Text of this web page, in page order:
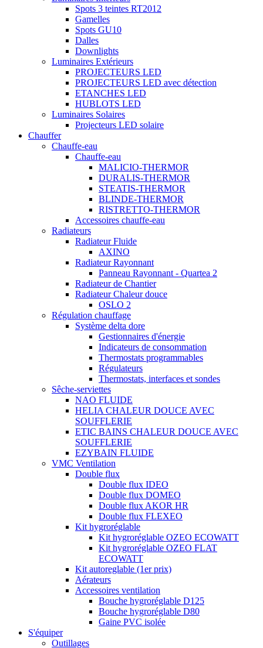
Spots 3 teintes RT2012
Gamelles
Spots GU10
Dalles
Downlights
Luminaires Extérieurs
PROJECTEURS LED
PROJECTEURS LED avec détection
ETANCHES LED
HUBLOTS LED
Luminaires Solaires
Projecteurs LED solaire
Chauffer
Chauffe-eau
Chauffe-eau
MALICIO-THERMOR
DURALIS-THERMOR
STEATIS-THERMOR
BLINDE-THERMOR
RISTRETTO-THERMOR
Accessoires chauffe-eau
Radiateurs
Radiateur Fluide
AXINO
Radiateur Rayonnant
Panneau Rayonnant - Quartea 2
Radiateur de Chantier
Radiateur Chaleur douce
OSLO 2
Régulation chauffage
Système delta dore
Gestionnaires d'énergie
Indicateurs de consommation
Thermostats programmables
Régulateurs
Thermostats, interfaces et sondes
Sêche-serviettes
NAO FLUIDE
HELIA CHALEUR DOUCE AVEC
SOUFFLERIE
ETIC BAINS CHALEUR DOUCE AVEC
SOUFFLERIE
EZYBAIN FLUIDE
VMC Ventilation
Double flux
Double flux IDEO
Double flux DOMEO
Double flux AKOR HR
Double flux FLEXEO
Kit hygroréglable
Kit hygroréglable OZEO ECOWATT
Kit hygroréglable OZEO FLAT
ECOWATT
Kit autoreglable (1er prix)
Aérateurs
Accessoires ventilation
Bouche hygroréglable D125
Bouche hygroréglable D80
Gaine PVC isolée
S'équiper
Outillages